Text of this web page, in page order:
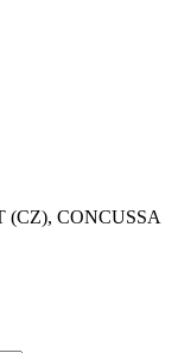
CONCUSSA